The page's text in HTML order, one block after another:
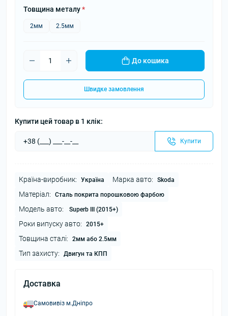
Товщина металу*
2мм 2.5мм
До кошика
Швидке замовлення
Купити цей товар в 1 клік:
Купити
Країна-виробник: Україна Марка авто: Skoda
Матеріал: Сталь покрита порошковою фарбою
Модель авто: Superb III (2015+)
Роки випуску авто: 2015+
Товщина сталі: 2мм або 2.5мм
Тип захисту: Двигун та КПП
Доставка
Самовивіз м.Дніпро